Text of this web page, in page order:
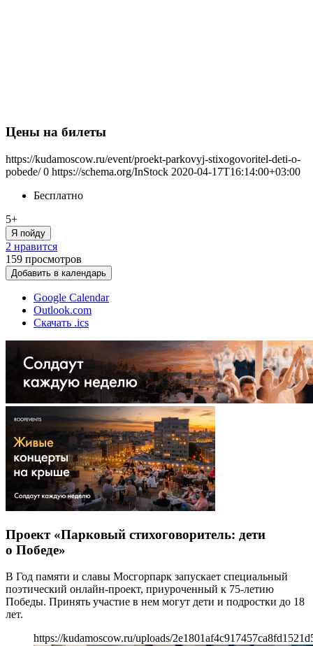
Цены на билеты
https://kudamoscow.ru/event/proekt-parkovyj-stixogovoritel-deti-o-
pobede/ 0 https://schema.org/InStock 2020-04-17T16:14:00+03:00
Бесплатно
5+
Я пойду
2 нравится
159 просмотров
Добавить в календарь
Google Calendar
Outlook.com
Скачать .ics
Проект «Парковый стихоговоритель: дети
о Победе»
В Год памяти и славы Мосгорпарк запускает специальный
поэтический онлайн-проект, приуроченный к 75-летию
Победы. Принять участие в нем могут дети и подростки до 18
лет.
https://kudamoscow.ru/uploads/